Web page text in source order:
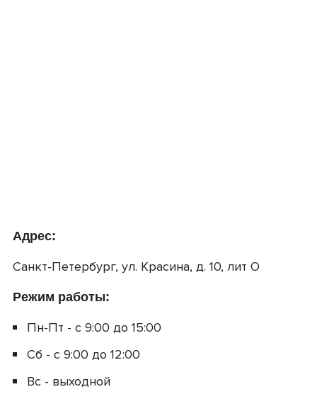
Адрес:
Санкт-Петербург, ул. Красина, д. 10, лит О
Режим работы:
Пн-Пт - с 9:00 до 15:00
Сб - с 9:00 до 12:00
Вс - выходной